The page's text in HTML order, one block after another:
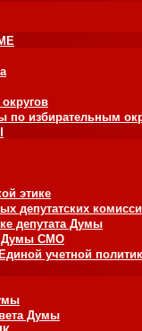
по избирательным
этике
депутатских
депутата Думы
Думы СМО
учетной
Думы